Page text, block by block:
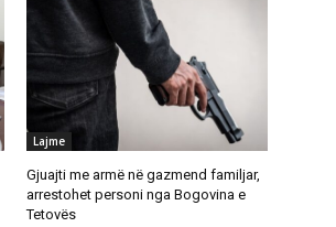
Lajme
Gjuajti me armë në gazmend familjar,
arrestohet personi nga Bogovina e
Tetovës